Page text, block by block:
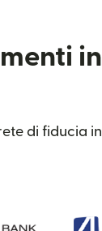
in
di fiducia in